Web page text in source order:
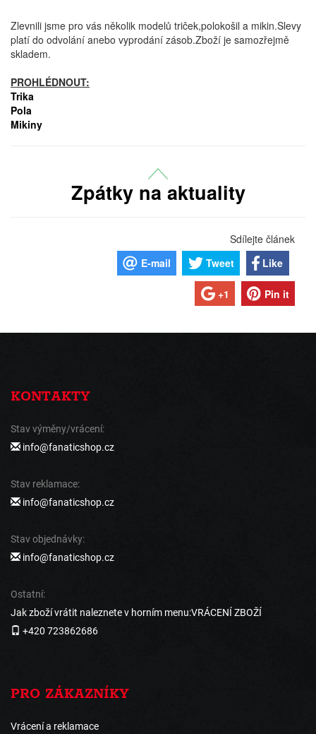
Zlevnili jsme pro vás několik modelů triček,polokošil a mikin.Slevy
platí do odvolání anebo vyprodání zásob.Zboží je samozřejmě
skladem.
PROHLÉDNOUT:
Trika
Pola
Mikiny
Zpátky na aktuality
Sdílejte článek
E-mail
Tweet Like
+1 Pin it
KONTAKTY
Stav výměny/vrácení:
info@fanaticshop.cz
Stav reklamace:
info@fanaticshop.cz
Stav objednávky:
info@fanaticshop.cz
Ostatní:
Jak zboží vrátit naleznete v horním menu:VRÁCENÍ ZBOŽÍ
+420 723862686
PRO ZÁKAZNÍKY
Vrácení a reklamace